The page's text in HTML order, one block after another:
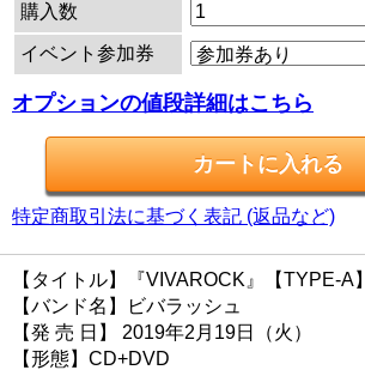
購入数
イベント参加券
オプションの値段詳細はこちら
特定商取引法に基づく表記 (返品など)
【タイトル】『VIVAROCK』【TYPE-A】
【バンド名】ビバラッシュ
【発 売 日】 2019年2月19日（火）
【形態】CD+DVD